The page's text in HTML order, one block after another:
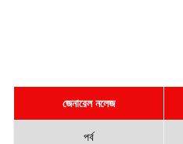
জেনারেল নলেজ
পর্ব